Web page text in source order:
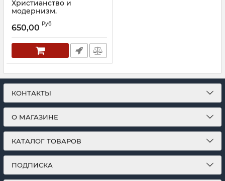
Христианство и
модернизм.
Архимандрит Рафаил
(Карелин)
Артикул: 30210
650,00 Руб
КОНТАКТЫ
О МАГАЗИНЕ
КАТАЛОГ ТОВАРОВ
ПОДПИСКА